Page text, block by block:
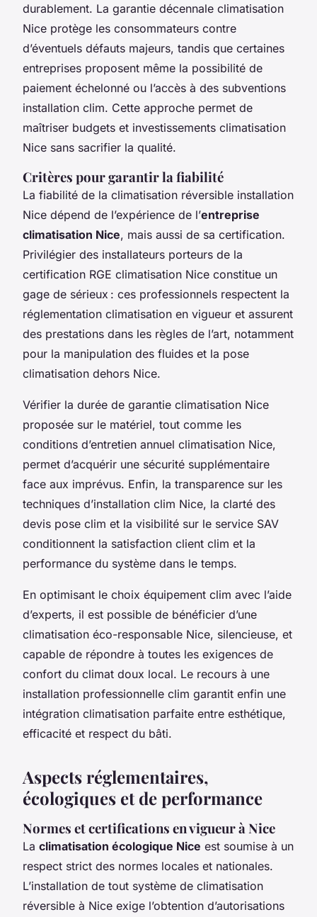
durablement. La garantie décennale climatisation
Nice protège les consommateurs contre
d’éventuels défauts majeurs, tandis que certaines
entreprises proposent même la possibilité de
paiement échelonné ou l’accès à des subventions
installation clim. Cette approche permet de
maîtriser budgets et investissements climatisation
Nice sans sacrifier la qualité.
Critères pour garantir la fiabilité
La fiabilité de la climatisation réversible installation
Nice dépend de l’expérience de l’entreprise
climatisation Nice, mais aussi de sa certification.
Privilégier des installateurs porteurs de la
certification RGE climatisation Nice constitue un
gage de sérieux : ces professionnels respectent la
réglementation climatisation en vigueur et assurent
des prestations dans les règles de l’art, notamment
pour la manipulation des fluides et la pose
climatisation dehors Nice.
Vérifier la durée de garantie climatisation Nice
proposée sur le matériel, tout comme les
conditions d’entretien annuel climatisation Nice,
permet d’acquérir une sécurité supplémentaire
face aux imprévus. Enfin, la transparence sur les
techniques d’installation clim Nice, la clarté des
devis pose clim et la visibilité sur le service SAV
conditionnent la satisfaction client clim et la
performance du système dans le temps.
En optimisant le choix équipement clim avec l’aide
d’experts, il est possible de bénéficier d’une
climatisation éco-responsable Nice, silencieuse, et
capable de répondre à toutes les exigences de
confort du climat doux local. Le recours à une
installation professionnelle clim garantit enfin une
intégration climatisation parfaite entre esthétique,
efficacité et respect du bâti.
Aspects réglementaires,
écologiques et de performance
Normes et certifications en vigueur à Nice
La climatisation écologique Nice est soumise à un
respect strict des normes locales et nationales.
L’installation de tout système de climatisation
réversible à Nice exige l’obtention d’autorisations